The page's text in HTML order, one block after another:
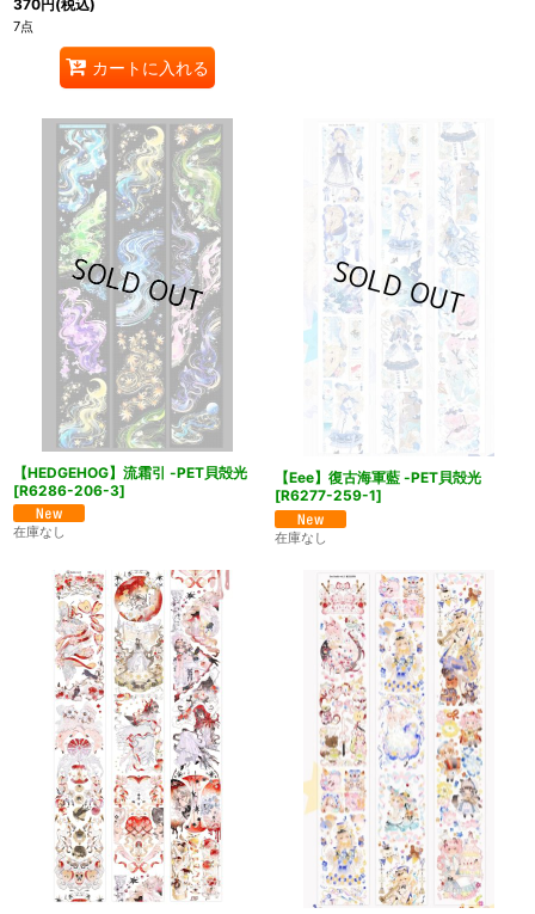
370円 (税込)
7点
カートに入れる
【HEDGEHOG】流霜引 -PET貝殻光
[R6286-206-3]
在庫なし
【Eee】復古海軍藍 -PET貝殻光
[R6277-259-1]
在庫なし